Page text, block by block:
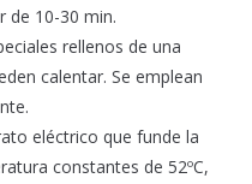
de 10-30 min.
rellenos de una
calentar. Se emplean
eléctrico que funde la
constantes de 52ºC,